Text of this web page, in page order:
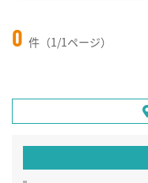
0 件（1/1ページ）